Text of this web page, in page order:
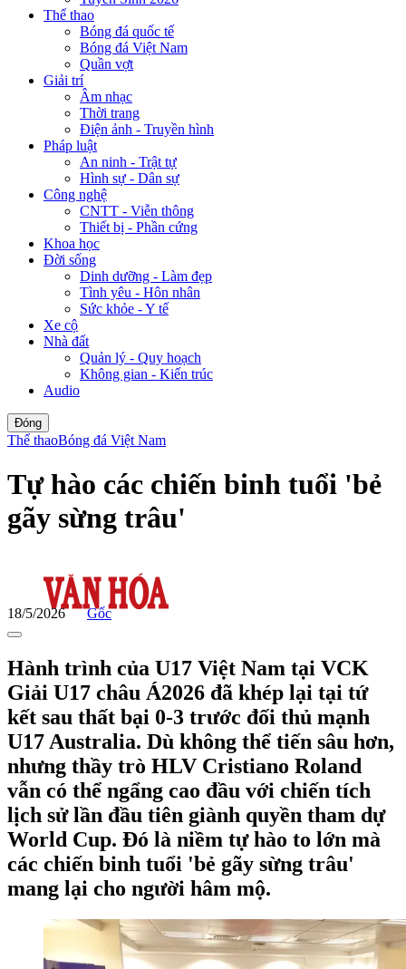
Thể thao
Bóng đá quốc tế
Bóng đá Việt Nam
Quần vợt
Giải trí
Âm nhạc
Thời trang
Điện ảnh - Truyền hình
Pháp luật
An ninh - Trật tự
Hình sự - Dân sự
Công nghệ
CNTT - Viễn thông
Thiết bị - Phần cứng
Khoa học
Đời sống
Dinh dưỡng - Làm đẹp
Tình yêu - Hôn nhân
Sức khỏe - Y tế
Xe cộ
Nhà đất
Quản lý - Quy hoạch
Không gian - Kiến trúc
Audio
Đóng
Thể thaoBóng đá Việt Nam
Tự hào các chiến binh tuổi 'bẻ
gãy sừng trâu'
18/5/2026 Gốc
Hành trình của U17 Việt Nam tại VCK
Giải U17 châu Á2026 đã khép lại tại tứ
kết sau thất bại 0-3 trước đối thủ mạnh
U17 Australia. Dù không thể tiến sâu hơn,
nhưng thầy trò HLV Cristiano Roland
vẫn có thể ngẩng cao đầu với chiến tích
lịch sử lần đầu tiên giành quyền tham dự
World Cup. Đó là niềm tự hào to lớn mà
các chiến binh tuổi 'bẻ gãy sừng trâu'
mang lại cho người hâm mộ.